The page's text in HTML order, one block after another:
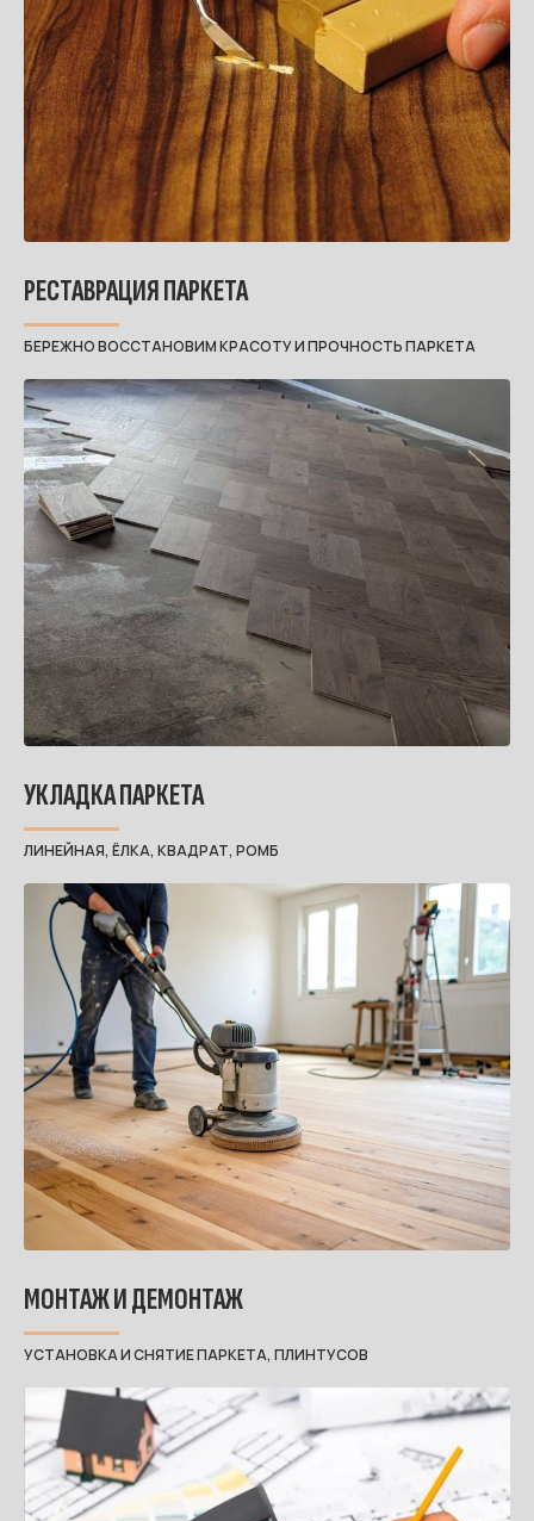
РЕСТАВРАЦИЯ ПАРКЕТА
БЕРЕЖНО ВОССТАНОВИМ КРАСОТУ И ПРОЧНОСТЬ ПАРКЕТА
УКЛАДКА ПАРКЕТА
ЛИНЕЙНАЯ, ЁЛКА, КВАДРАТ, РОМБ
МОНТАЖ И ДЕМОНТАЖ
УСТАНОВКА И СНЯТИЕ ПАРКЕТА, ПЛИНТУСОВ